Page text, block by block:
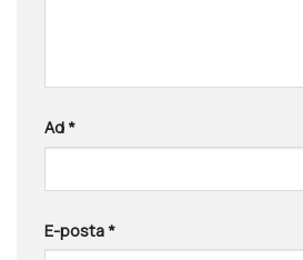
Ad *
E-posta *